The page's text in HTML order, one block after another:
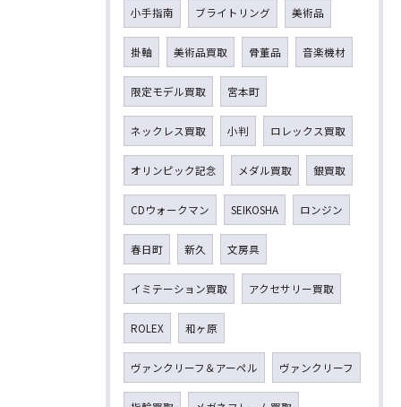
小手指南 ブライトリング 美術品
掛軸 美術品買取 骨董品 音楽機材
限定モデル買取 宮本町
ネックレス買取 小判 ロレックス買取
オリンピック記念 メダル買取 銀買取
CDウォークマン SEIKOSHA ロンジン
春日町 新久 文房具
イミテーション買取 アクセサリー買取
ROLEX 和ヶ原
ヴァンクリーフ＆アーペル ヴァンクリーフ